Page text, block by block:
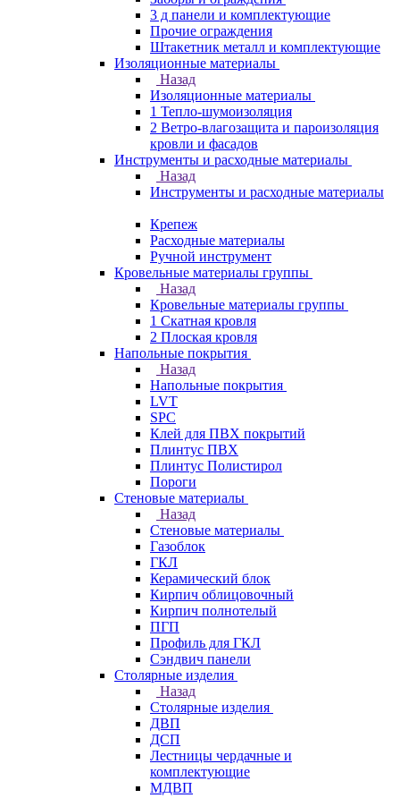
3 д панели и комплектующие
Прочие ограждения
Штакетник металл и комплектующие
Изоляционные материалы
Назад
Изоляционные материалы
1 Тепло-шумоизоляция
2 Ветро-влагозащита и пароизоляция
кровли и фасадов
Инструменты и расходные материалы
Назад
Инструменты и расходные материалы
Крепеж
Расходные материалы
Ручной инструмент
Кровельные материалы группы
Назад
Кровельные материалы группы
1 Скатная кровля
2 Плоская кровля
Напольные покрытия
Назад
Напольные покрытия
LVT
SPC
Клей для ПВХ покрытий
Плинтус ПВХ
Плинтус Полистирол
Пороги
Стеновые материалы
Назад
Стеновые материалы
Газоблок
ГКЛ
Керамический блок
Кирпич облицовочный
Кирпич полнотелый
ПГП
Профиль для ГКЛ
Сэндвич панели
Столярные изделия
Назад
Столярные изделия
ДВП
ДСП
Лестницы чердачные и
комплектующие
МДВП